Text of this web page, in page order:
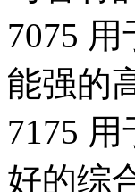
7075
能强的
7175
好的综